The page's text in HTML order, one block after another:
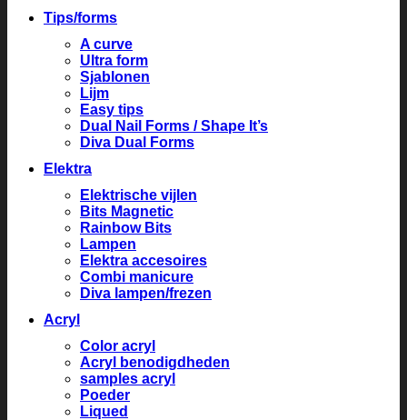
Tips/forms
A curve
Ultra form
Sjablonen
Lijm
Easy tips
Dual Nail Forms / Shape It’s
Diva Dual Forms
Elektra
Elektrische vijlen
Bits Magnetic
Rainbow Bits
Lampen
Elektra accesoires
Combi manicure
Diva lampen/frezen
Acryl
Color acryl
Acryl benodigdheden
samples acryl
Poeder
Liqued